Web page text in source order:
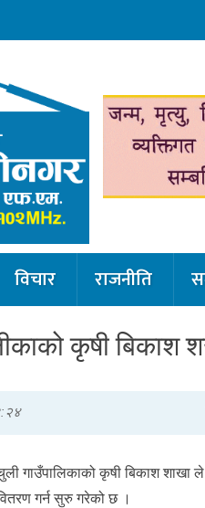
विचार राजनीति
कृषी बिकाश
गाउँपालिकाको कृषी बिकाश
गर्न सुरु गरेको छ ।